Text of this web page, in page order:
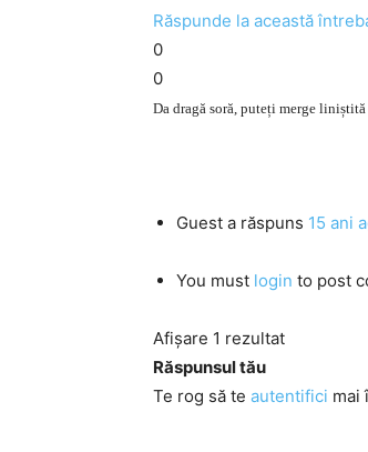
Răspunde la această
0
0
Da dragă soră, puteți merge
Guest a răspuns 15 ani
You must login to post
Afișare 1 rezultat
Răspunsul tău
Te rog să te autentifici mai